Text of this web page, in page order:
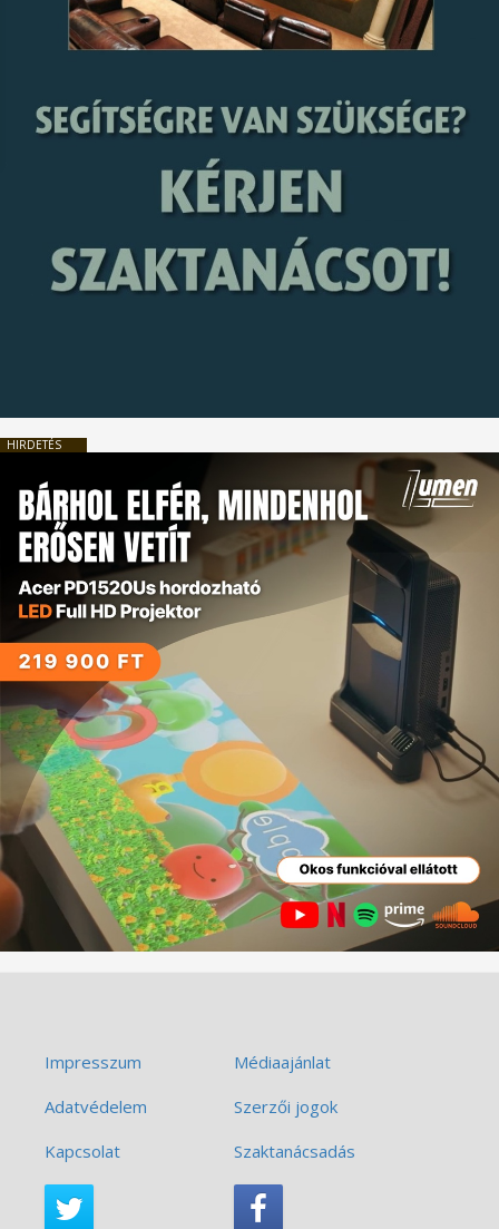
HIRDETÉS
Impresszum
Médiaajánlat
Adatvédelem
Szerzői jogok
Kapcsolat
Szaktanácsadás